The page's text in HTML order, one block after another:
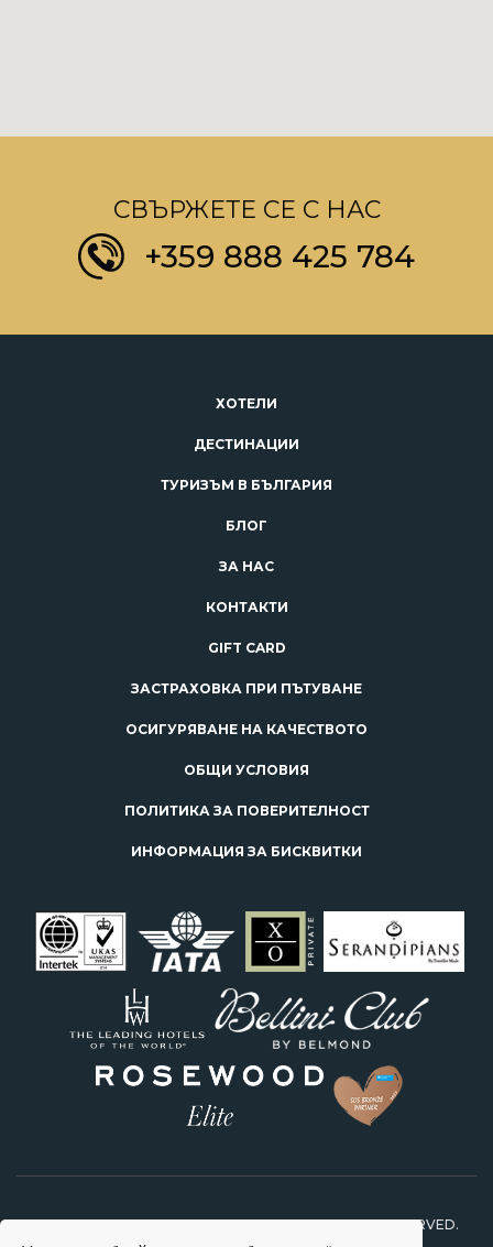
СВЪРЖЕТЕ СЕ С НАС
+359 888 425 784
ХОТЕЛИ
ДЕСТИНАЦИИ
ТУРИЗЪМ В БЪЛГАРИЯ
БЛОГ
ЗА НАС
КОНТАКТИ
GIFT CARD
ЗАСТРАХОВКА ПРИ ПЪТУВАНЕ
ОСИГУРЯВАНЕ НА КАЧЕСТВОТО
ОБЩИ УСЛОВИЯ
ПОЛИТИКА ЗА ПОВЕРИТЕЛНОСТ
ИНФОРМАЦИЯ ЗА БИСКВИТКИ
2026 © STARS TRAVEL FEEL SPECIAL. ALL RIGHTS RESERVED.